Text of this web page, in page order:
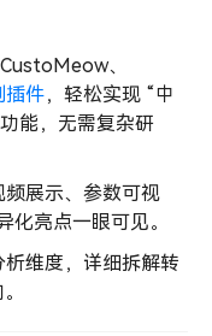
、
插件，轻松实现 “中
能，无需复杂研
展示、参数可视
化亮点一眼可见。
析维度，详细拆解转